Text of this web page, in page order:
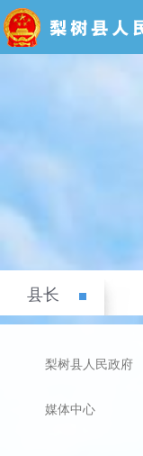
县长
梨树县人民政府
媒体中心